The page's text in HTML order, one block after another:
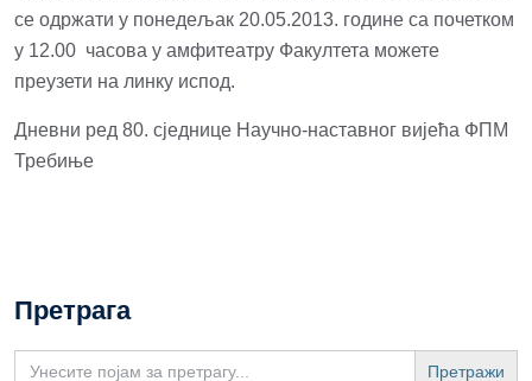
се одржати у понедељак 20.05.2013. године са почетком
у 12.00 часова у амфитеатру Факултета можете
преузети на линку испод.
Дневни ред 80. сједнице Научно-наставног вијећа ФПМ
Требиње
Претрага
Search
for: